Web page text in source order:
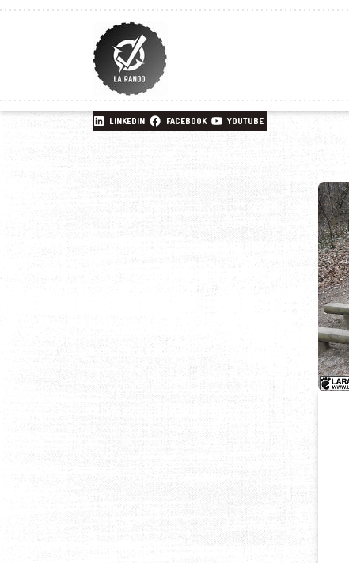
LINKEDIN FACEBOOK YOUTUBE